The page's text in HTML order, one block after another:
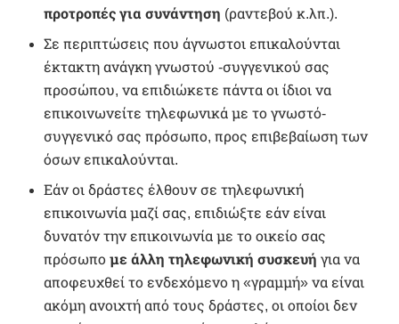
προτροπές για συνάντηση (ραντεβού κ.λπ.).
Σε περιπτώσεις που άγνωστοι επικαλούνται
έκτακτη ανάγκη γνωστού -συγγενικού σας
προσώπου, να επιδιώκετε πάντα οι ίδιοι να
επικοινωνείτε τηλεφωνικά με το γνωστό-
συγγενικό σας πρόσωπο, προς επιβεβαίωση των
όσων επικαλούνται.
Εάν οι δράστες έλθουν σε τηλεφωνική
επικοινωνία μαζί σας, επιδιώξτε εάν είναι
δυνατόν την επικοινωνία με το οικείο σας
πρόσωπομε άλλη τηλεφωνική συσκευή για να
αποφευχθεί το ενδεχόμενο η «γραμμή» να είναι
ακόμη ανοιχτή από τους δράστες, οι οποίοι δεν